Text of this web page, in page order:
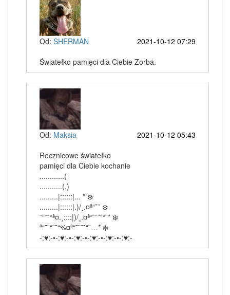
Od: SHERMAN
2021-10-12 07:29
Światełko pamięci dla Ciebie Zorba.
Od: Maksia
2021-10-12 05:43
Rocznicowe światełko
pamięci dla Ciebie kochanie
............(
...........(,)
.........|::::::|... * ❄️
.........|::::::|.)/¸.¤ª“˜¨ ❄️
˜“¨˜“ª¤.¸::::|)/¸.¤ª“˜¨¨˜“¨* ❄️
ª“˜¨“¨˜“%¤ª“˜¨¨˜“¨…* ❄️
-:♥:-•-:♥:-•-:♥:-•-:♥:-•-:♥:-•-:♥:-